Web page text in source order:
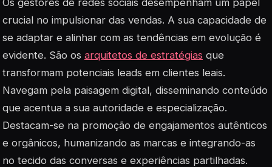
crucial no impulsionar das vendas. A sua capacidade de
se adaptar e alinhar com as tendências em evolução é
evidente. São os arquitetos de estratégias que
transformam potenciais leads em clientes leais.
Navegam pela paisagem digital, disseminando conteúdo
que acentua a sua autoridade e especialização.
Destacam-se na promoção de engajamentos autênticos
e orgânicos, humanizando as marcas e integrando-as
no tecido das conversas e experiências partilhadas.